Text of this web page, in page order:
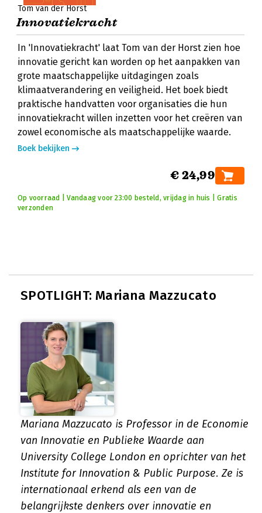
Tom van der Horst
Innovatiekracht
In 'Innovatiekracht' laat Tom van der Horst zien hoe
innovatie gericht kan worden op het aanpakken van
grote maatschappelijke uitdagingen zoals
klimaatverandering en veiligheid. Het boek biedt
praktische handvatten voor organisaties die hun
innovatiekracht willen inzetten voor het creëren van
zowel economische als maatschappelijke waarde.
Boek bekijken
€ 24,99
Op voorraad | Vandaag voor 23:00 besteld, vrijdag in huis | Gratis
verzonden
SPOTLIGHT: Mariana Mazzucato
Mariana Mazzucato is Professor in de Economie
van Innovatie en Publieke Waarde aan
University College London en oprichter van het
Institute for Innovation & Public Purpose. Ze is
internationaal erkend als een van de
belangrijkste denkers over innovatie en